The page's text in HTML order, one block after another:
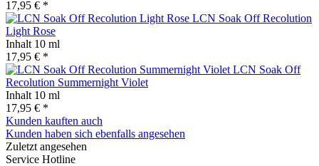
17,95 € *
LCN Soak Off Recolution
Light Rose
Inhalt 10 ml
17,95 € *
LCN Soak Off
Recolution Summernight Violet
Inhalt 10 ml
17,95 € *
Kunden kauften auch
Kunden haben sich ebenfalls angesehen
Zuletzt angesehen
Service Hotline